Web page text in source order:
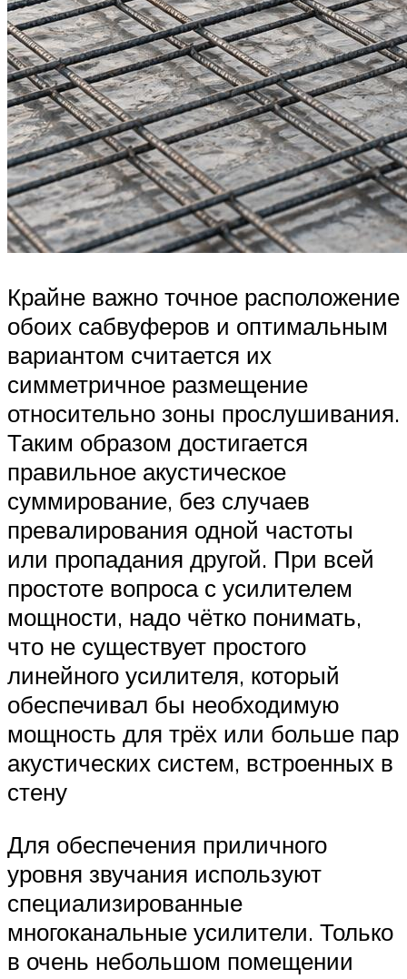
Крайне важно точное расположение
обоих сабвуферов и оптимальным
вариантом считается их
симметричное размещение
относительно зоны прослушивания.
Таким образом достигается
правильное акустическое
суммирование, без случаев
превалирования одной частоты
или пропадания другой. При всей
простоте вопроса с усилителем
мощности, надо чётко понимать,
что не существует простого
линейного усилителя, который
обеспечивал бы необходимую
мощность для трёх или больше пар
акустических систем, встроенных в
стену
Для обеспечения приличного
уровня звучания используют
специализированные
многоканальные усилители. Только
в очень небольшом помещении